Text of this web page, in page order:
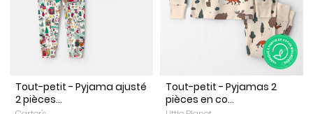
Tout-petit - Pyjama ajusté
2 pièces...
Tout-petit - Pyjamas 2
pièces en co...